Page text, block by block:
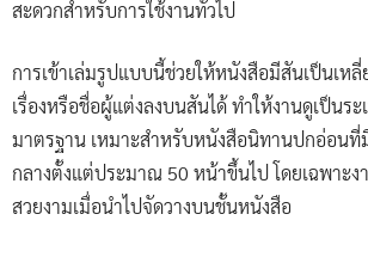
สะดวกสำหรับการใช้งานทั่วไป
การเข้าเล่มรูปแบบนี้ช่วยให้หนังสือมีสันเป็นเห
เรื่องหรือชื่อผู้แต่งลงบนสันได้ ทำให้งานดูเป็นระ
มาตรฐาน เหมาะสำหรับหนังสือนิทานปกอ่อน
กลางตั้งแต่ประมาณ 50 หน้าขึ้นไป โดยเฉพาะ
สวยงามเมื่อนำไปจัดวางบนชั้นหนังสือ